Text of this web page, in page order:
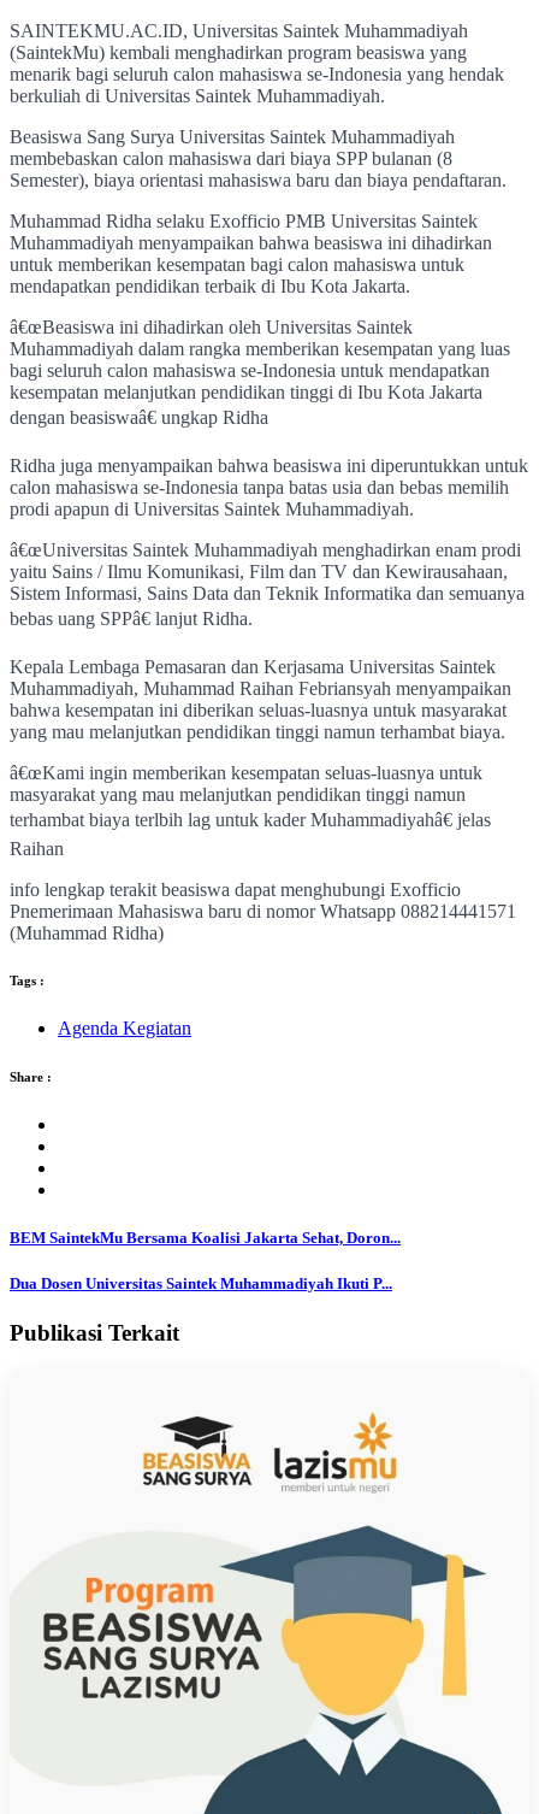
SAINTEKMU.AC.ID, Universitas Saintek Muhammadiyah
(SaintekMu) kembali menghadirkan program beasiswa yang
menarik bagi seluruh calon mahasiswa se-Indonesia yang hendak
berkuliah di Universitas Saintek Muhammadiyah.
Beasiswa Sang Surya Universitas Saintek Muhammadiyah
membebaskan calon mahasiswa dari biaya SPP bulanan (8
Semester), biaya orientasi mahasiswa baru dan biaya pendaftaran.
Muhammad Ridha selaku Exofficio PMB Universitas Saintek
Muhammadiyah menyampaikan bahwa beasiswa ini dihadirkan
untuk memberikan kesempatan bagi calon mahasiswa untuk
mendapatkan pendidikan terbaik di Ibu Kota Jakarta.
â€œBeasiswa ini dihadirkan oleh Universitas Saintek
Muhammadiyah dalam rangka memberikan kesempatan yang luas
bagi seluruh calon mahasiswa se-Indonesia untuk mendapatkan
kesempatan melanjutkan pendidikan tinggi di Ibu Kota Jakarta
dengan beasiswaâ€ ungkap Ridha
Ridha juga menyampaikan bahwa beasiswa ini diperuntukkan untuk
calon mahasiswa se-Indonesia tanpa batas usia dan bebas memilih
prodi apapun di Universitas Saintek Muhammadiyah.
â€œUniversitas Saintek Muhammadiyah menghadirkan enam prodi
yaitu Sains / Ilmu Komunikasi, Film dan TV dan Kewirausahaan,
Sistem Informasi, Sains Data dan Teknik Informatika dan semuanya
bebas uang SPPâ€ lanjut Ridha.
Kepala Lembaga Pemasaran dan Kerjasama Universitas Saintek
Muhammadiyah, Muhammad Raihan Febriansyah menyampaikan
bahwa kesempatan ini diberikan seluas-luasnya untuk masyarakat
yang mau melanjutkan pendidikan tinggi namun terhambat biaya.
â€œKami ingin memberikan kesempatan seluas-luasnya untuk
masyarakat yang mau melanjutkan pendidikan tinggi namun
terhambat biaya terlbih lag untuk kader Muhammadiyahâ€ jelas
Raihan
info lengkap terakit beasiswa dapat menghubungi Exofficio
Pnemerimaan Mahasiswa baru di nomor Whatsapp 088214441571
(Muhammad Ridha)
Tags :
Agenda Kegiatan
Share :
BEM SaintekMu Bersama Koalisi Jakarta Sehat, Doron...
Dua Dosen Universitas Saintek Muhammadiyah Ikuti P...
Publikasi Terkait